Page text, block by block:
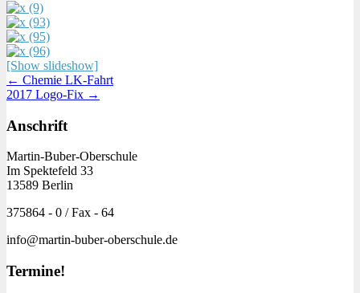
[Show slideshow]
Post
navigation
← Chemie LK-Fahrt
2017 Logo-Fix →
Anschrift
Martin-Buber-Oberschule
Im Spektefeld 33
13589 Berlin
375864 - 0 / Fax - 64
info@martin-buber-oberschule.de
Termine!